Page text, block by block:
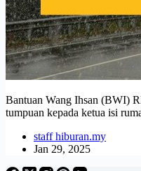
Bantuan Wang Ihsan (BWI)
tumpuan kepada ketua isi
staff hiburan.my
Jan 29, 2025